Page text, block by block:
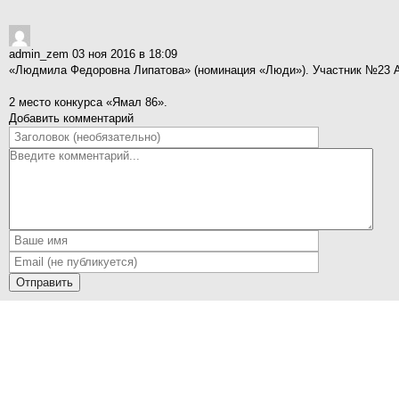
admin_zem 03 ноя 2016 в 18:09
«Людмила Федоровна Липатова» (номинация «Люди»). Участник №23
2 место конкурса «Ямал 86».
Добавить комментарий
Отправить